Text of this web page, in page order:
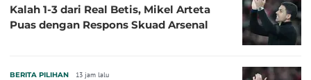
Kalah 1-3 dari Real Betis, Mikel Arteta
Puas dengan Respons Skuad Arsenal
BERITA PILIHAN 13 jam lalu